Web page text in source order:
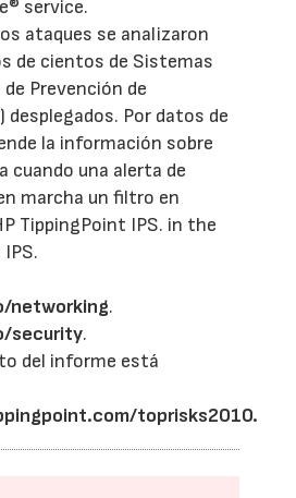
service.
ataques se analizaron
de cientos de Sistemas
Prevención de
desplegados. Por datos de
la información sobre
cuando una alerta de
marcha un filtro en
TippingPoint IPS. in the
networking.
security.
del informe está
toprisks2010.